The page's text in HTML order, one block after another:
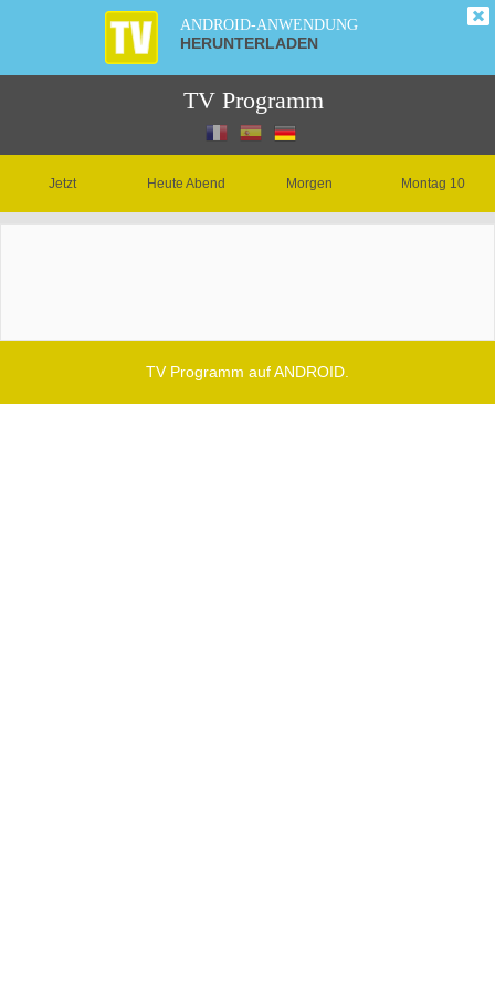
ANDROID-ANWENDUNG
HERUNTERLADEN
TV Programm
Jetzt Heute Abend Morgen Montag 10
TV Programm auf ANDROID.